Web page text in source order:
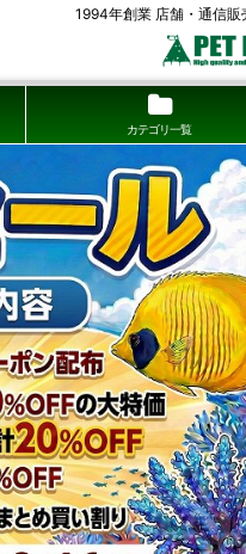
1994年創業 店舗・通信
カテゴリ一覧